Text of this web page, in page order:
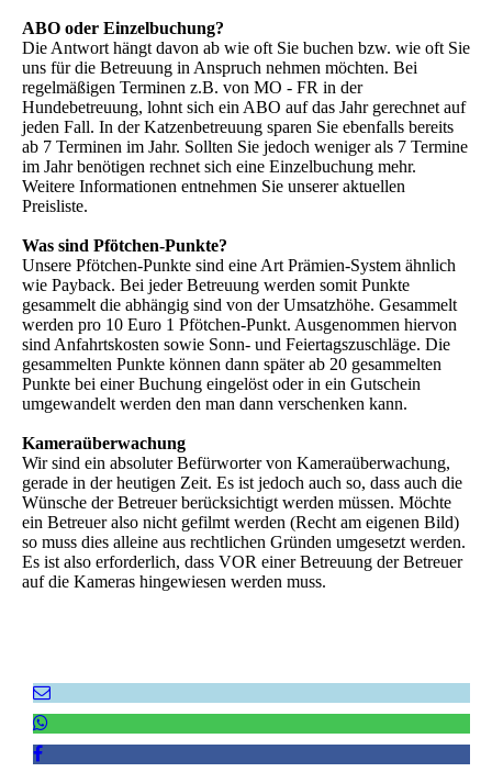
ABO oder Einzelbuchung?
Die Antwort hängt davon ab wie oft Sie buchen bzw. wie oft Sie
uns für die Betreuung in Anspruch nehmen möchten. Bei
regelmäßigen Terminen z.B. von MO - FR in der
Hundebetreuung, lohnt sich ein ABO auf das Jahr gerechnet auf
jeden Fall. In der Katzenbetreuung sparen Sie ebenfalls bereits
ab 7 Terminen im Jahr. Sollten Sie jedoch weniger als 7 Termine
im Jahr benötigen rechnet sich eine Einzelbuchung mehr.
Weitere Informationen entnehmen Sie unserer aktuellen
Preisliste.
Was sind Pfötchen-Punkte?
Unsere Pfötchen-Punkte sind eine Art Prämien-System ähnlich
wie Payback. Bei jeder Betreuung werden somit Punkte
gesammelt die abhängig sind von der Umsatzhöhe. Gesammelt
werden pro 10 Euro 1 Pfötchen-Punkt. Ausgenommen hiervon
sind Anfahrtskosten sowie Sonn- und Feiertagszuschläge. Die
gesammelten Punkte können dann später ab 20 gesammelten
Punkte bei einer Buchung eingelöst oder in ein Gutschein
umgewandelt werden den man dann verschenken kann.
Kameraüberwachung
Wir sind ein absoluter Befürworter von Kameraüberwachung,
gerade in der heutigen Zeit. Es ist jedoch auch so, dass auch die
Wünsche der Betreuer berücksichtigt werden müssen. Möchte
ein Betreuer also nicht gefilmt werden (Recht am eigenen Bild)
so muss dies alleine aus rechtlichen Gründen umgesetzt werden.
Es ist also erforderlich, dass VOR einer Betreuung der Betreuer
auf die Kameras hingewiesen werden muss.